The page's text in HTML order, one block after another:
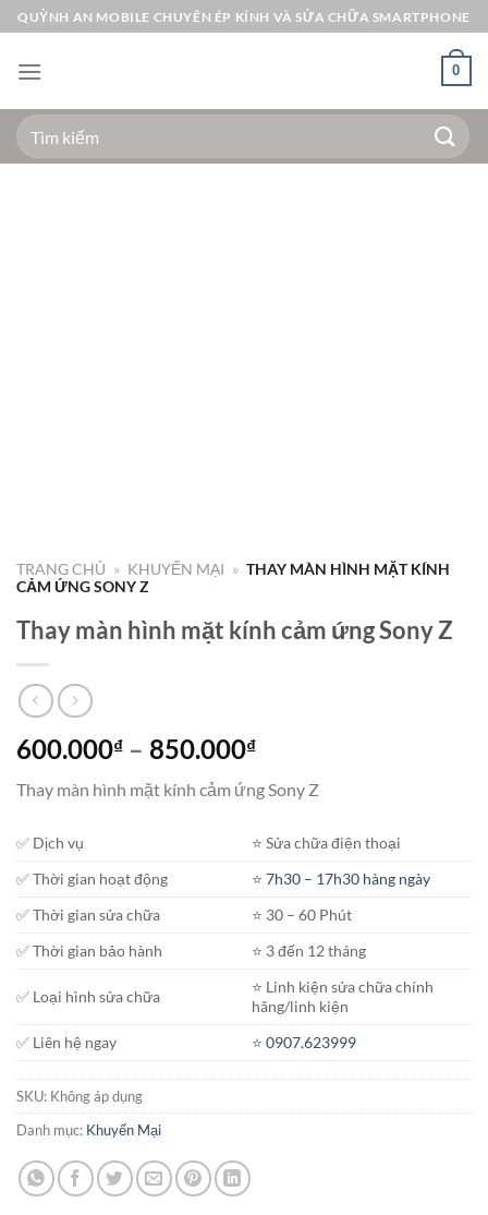
Bỏ
qua
nội
QUỲNH AN MOBILE CHUYÊN ÉP KÍNH VÀ SỬA CHỮA SMARTPHONE
0
Tìm
kiếm:
TRANG CHỦ » KHUYẾN MẠI » THAY MÀN HÌNH MẶT KÍNH
CẢM ỨNG SONY Z
Thay màn hình mặt kính cảm ứng Sony Z
600.000₫ – 850.000₫Khoảng
từ
đến
850.000₫
Thay màn hình mặt kính cảm ứng Sony Z
✅ Dịch vụ
⭐️ Sửa chữa điện thoại
✅ Thời gian hoạt động
⭐️7h30 – 17h30 hàng ngày
✅ Thời gian sửa chữa
⭐️ 30 – 60 Phút
✅ Thời gian bảo hành
⭐️ 3 đến 12 tháng
✅ Loại hình sửa chữa
⭐️ Linh kiện sửa chữa chính
hãng/linh kiện
✅ Liên hệ ngay
⭐️0907.623999
SKU: Không áp dụng
Danh mục: Khuyến Mại